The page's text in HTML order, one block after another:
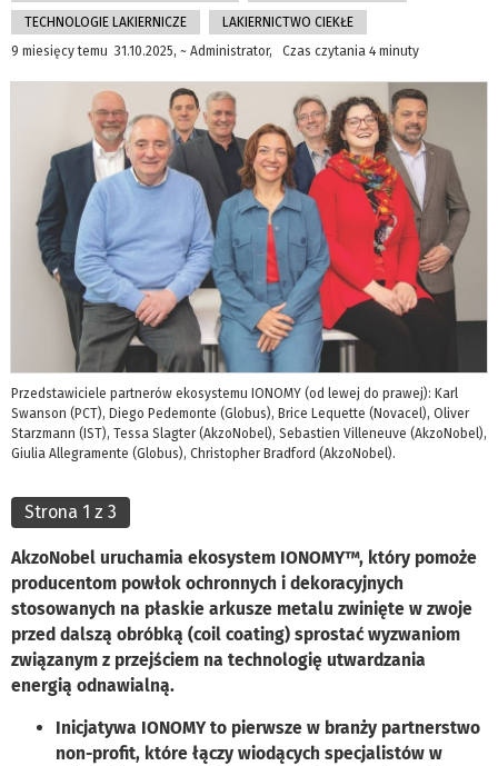
TECHNOLOGIE LAKIERNICZE
LAKIERNICTWO CIEKŁE
9 miesięcy temu 31.10.2025, ~ Administrator, Czas czytania 4 minuty
Przedstawiciele partnerów ekosystemu IONOMY (od lewej do prawej): Karl
Swanson (PCT), Diego Pedemonte (Globus), Brice Lequette (Novacel), Oliver
Starzmann (IST), Tessa Slagter (AkzoNobel), Sebastien Villeneuve (AkzoNobel),
Giulia Allegramente (Globus), Christopher Bradford (AkzoNobel).
Strona 1 z 3
AkzoNobel uruchamia ekosystem IONOMY™, który pomoże
producentom powłok ochronnych i dekoracyjnych
stosowanych na płaskie arkusze metalu zwinięte w zwoje
przed dalszą obróbką (coil coating) sprostać wyzwaniom
związanym z przejściem na technologię utwardzania
energią odnawialną.
Inicjatywa IONOMY to pierwsze w branży partnerstwo
non-profit, które łączy wiodących specjalistów w